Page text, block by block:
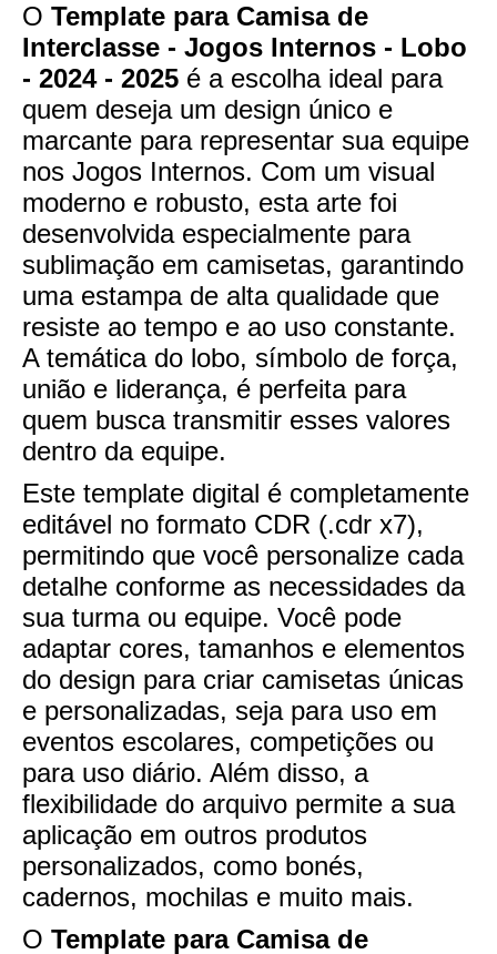
O Template para Camisa de
Interclasse - Jogos Internos - Lobo
- 2024 - 2025 é a escolha ideal para
quem deseja um design único e
marcante para representar sua equipe
nos Jogos Internos. Com um visual
moderno e robusto, esta arte foi
desenvolvida especialmente para
sublimação em camisetas, garantindo
uma estampa de alta qualidade que
resiste ao tempo e ao uso constante.
A temática do lobo, símbolo de força,
união e liderança, é perfeita para
quem busca transmitir esses valores
dentro da equipe.
Este template digital é completamente
editável no formato CDR (.cdr x7),
permitindo que você personalize cada
detalhe conforme as necessidades da
sua turma ou equipe. Você pode
adaptar cores, tamanhos e elementos
do design para criar camisetas únicas
e personalizadas, seja para uso em
eventos escolares, competições ou
para uso diário. Além disso, a
flexibilidade do arquivo permite a sua
aplicação em outros produtos
personalizados, como bonés,
cadernos, mochilas e muito mais.
O Template para Camisa de